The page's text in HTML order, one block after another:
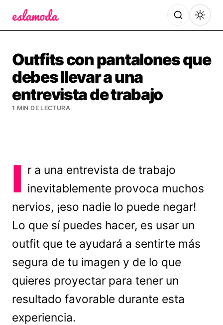
Outfits con pantalones que
debes llevar a una
entrevista de trabajo
1 MIN DE LECTURA
I r a una entrevista de trabajo
inevitablemente provoca muchos
nervios, ¡eso nadie lo puede negar!
Lo que sí puedes hacer, es usar un
outfit que te ayudará a sentirte más
segura de tu imagen y de lo que
quieres proyectar para tener un
resultado favorable durante esta
experiencia.